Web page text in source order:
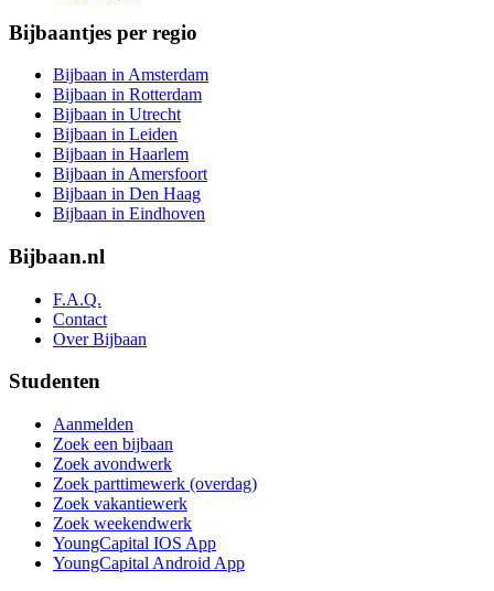
Bijbaantjes per regio
Bijbaan in Amsterdam
Bijbaan in Rotterdam
Bijbaan in Utrecht
Bijbaan in Leiden
Bijbaan in Haarlem
Bijbaan in Amersfoort
Bijbaan in Den Haag
Bijbaan in Eindhoven
Bijbaan.nl
F.A.Q.
Contact
Over Bijbaan
Studenten
Aanmelden
Zoek een bijbaan
Zoek avondwerk
Zoek parttimewerk (overdag)
Zoek vakantiewerk
Zoek weekendwerk
YoungCapital IOS App
YoungCapital Android App